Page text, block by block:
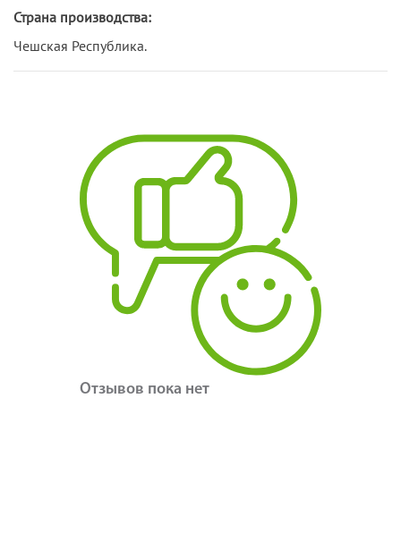
Страна производства:
Чешская Республика.
Отзывов пока нет